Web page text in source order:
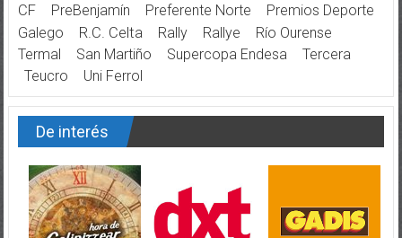
CF
PreBenjamín Preferente Norte
Premios Deporte
Galego
R.C. Celta Rally Rallye
Río Ourense
Termal
San Martiño Supercopa Endesa
Tercera
Teucro
Uni Ferrol
De interés